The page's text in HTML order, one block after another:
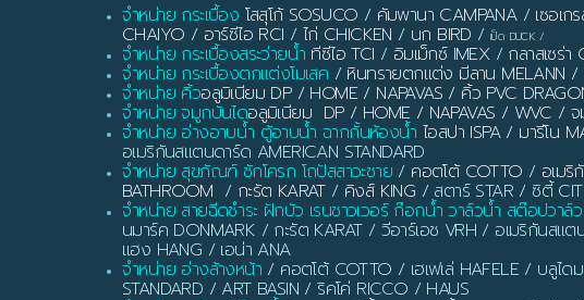
จำหน่าย กระเบื้อง โสสุโก้ SOSUCO / คัมพานา CAMPANA/ เซอเก
CHAIYO / อาร์ซีไอ RCI / ไก่ CHICKEN / นก BIRD / เป็ด DUCK /
จำหน่าย กระเบื้องสระว่ายน้ำ ทีซีไอ TCI / อิมเม็กซ์ IMEX/ กลาสเซร่า
จำหน่าย กระเบื้องตกแต่งโมเสค / หินทรายตกแต่ง มีลาน MELANN /
จำหน่าย คิ้วอลูมิเนียม DP / HOME / NAPAVAS / คิ้ว PVC
จำหน่าย จมูกบันไดอลูมิเนียม DP / HOME / NAPAVAS / WVC /
จำหน่าย อ่างอาบน้ำ ตู้อาบน้ำ ฉากกั้นห้องน้ำ ไอสปา ISPA / มารีโน
อเมริกันสแตนดาร์ด AMERICAN STANDARD
จำหน่าย สุขภัณฑ์ ชักโครก โถปัสสาวะชาย / คอตโต้ COTTO / อเมริ
BATHROOM / กะรัต KARAT/ คิงส์ KING / สตาร์ STAR / ซิตี้
จำหน่าย สายฉีดชำระ ฝักบัว เรนชาวเวอร์ ก๊อกน้ำ วาล์วน้ำ สต๊อปวาล์ว
นมาร์ค DONMARK / กะรัต KARAT / วีอาร์เอช VRH / อเมริกันส
แฮง HANG / เอน่า ANA
จำหน่าย อ่างล้างหน้า / คอตโต้ COTTO / เฮเฟเล่ HAFELE / บลูไ
STANDARD / ART BASIN / ริคโค่ RICCO / HAUS